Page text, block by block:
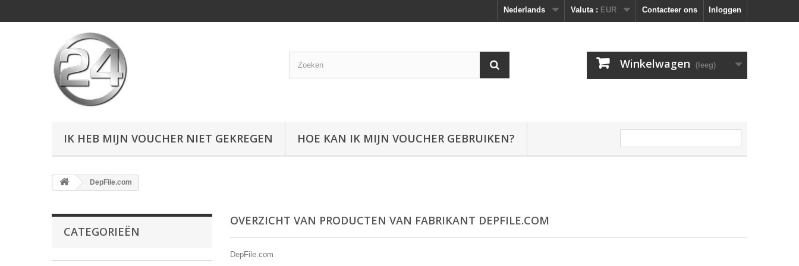
Inloggen
Contacteer ons
Valuta : EUR
Nederlands
Winkelwagen (leeg)
IK HEB MIJN VOUCHER NIET GEKREGEN HOE KAN IK MIJN VOUCHER GEBRUIKEN?
DepFile.com
CATEGORIEËN
OVERZICHT VAN PRODUCTEN VAN FABRIKANT DEPFILE.COM
DepFile.com